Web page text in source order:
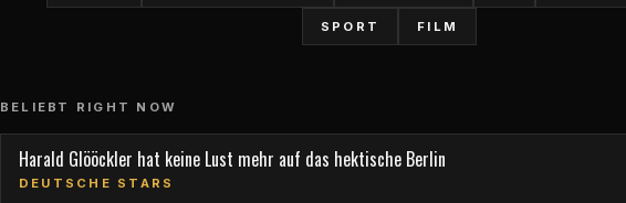
SPORT FILM
BELIEBT RIGHT NOW
Harald Glööckler hat keine Lust mehr auf das hektische Berlin
DEUTSCHE STARS